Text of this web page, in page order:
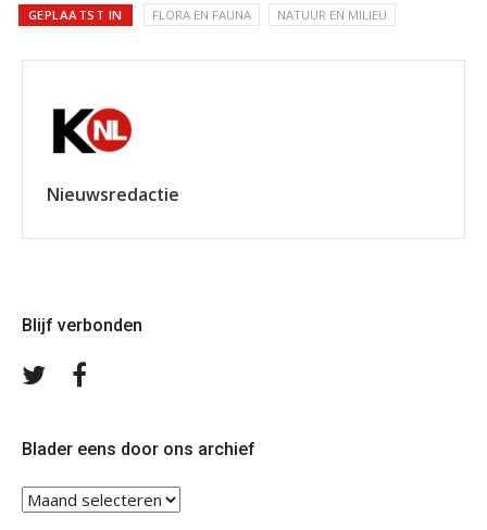
GEPLAATST IN FLORA EN FAUNA NATUUR EN MILIEU
Nieuwsredactie
Blijf verbonden
Volg
Blader eens door ons archief
Blader